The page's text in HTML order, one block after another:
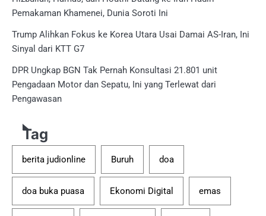
Pemakaman Khamenei, Dunia Soroti Ini
Trump Alihkan Fokus ke Korea Utara Usai Damai AS-Iran, Ini
Sinyal dari KTT G7
DPR Ungkap BGN Tak Pernah Konsultasi 21.801 unit
Pengadaan Motor dan Sepatu, Ini yang Terlewat dari
Pengawasan
Tag
berita judionline Buruh doa
doa buka puasa Ekonomi Digital emas